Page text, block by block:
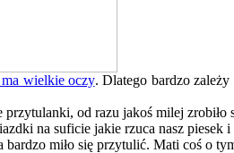
ma wielkie oczy. Dlatego bardzo
od razu jakoś milej zrobiło
na suficie jakie rzuca nasz piesek
miło się przytulić. Mati coś o